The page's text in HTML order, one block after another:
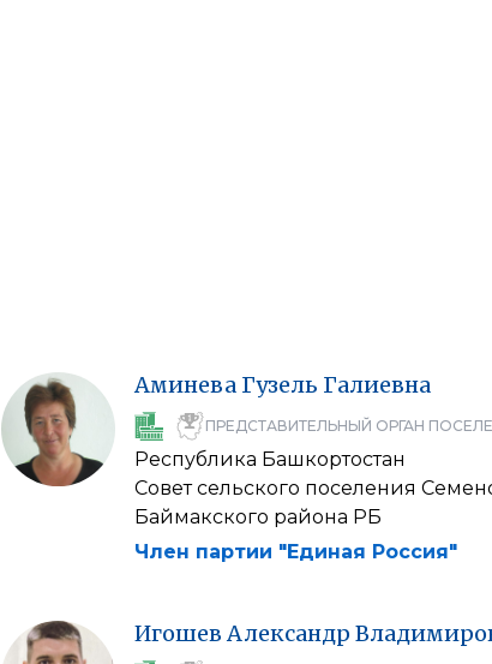
Аминева Гузель Галиевна
ПРЕДСТАВИТЕЛЬНЫЙ ОРГАН
Республика Башкортостан
Совет сельского поселения
Баймакского района РБ
Член партии "Единая Россия"
Игошев Александр